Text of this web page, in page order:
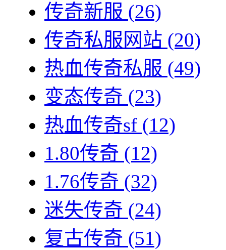
传奇新服 (26)
传奇私服网站 (20)
热血传奇私服 (49)
变态传奇 (23)
热血传奇sf (12)
1.80传奇 (12)
1.76传奇 (32)
迷失传奇 (24)
复古传奇 (51)